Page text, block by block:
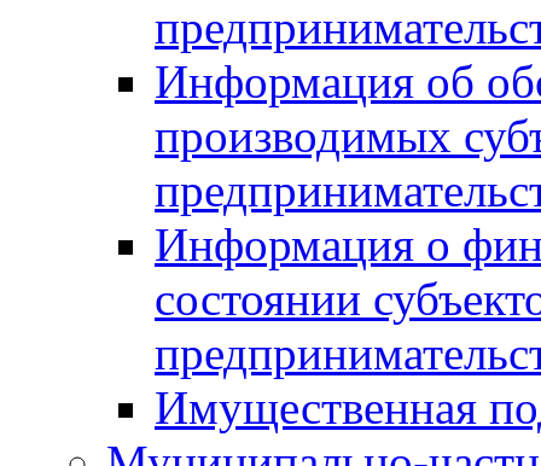
Информация об
производимых
Информация о
состоянии
Имущественная